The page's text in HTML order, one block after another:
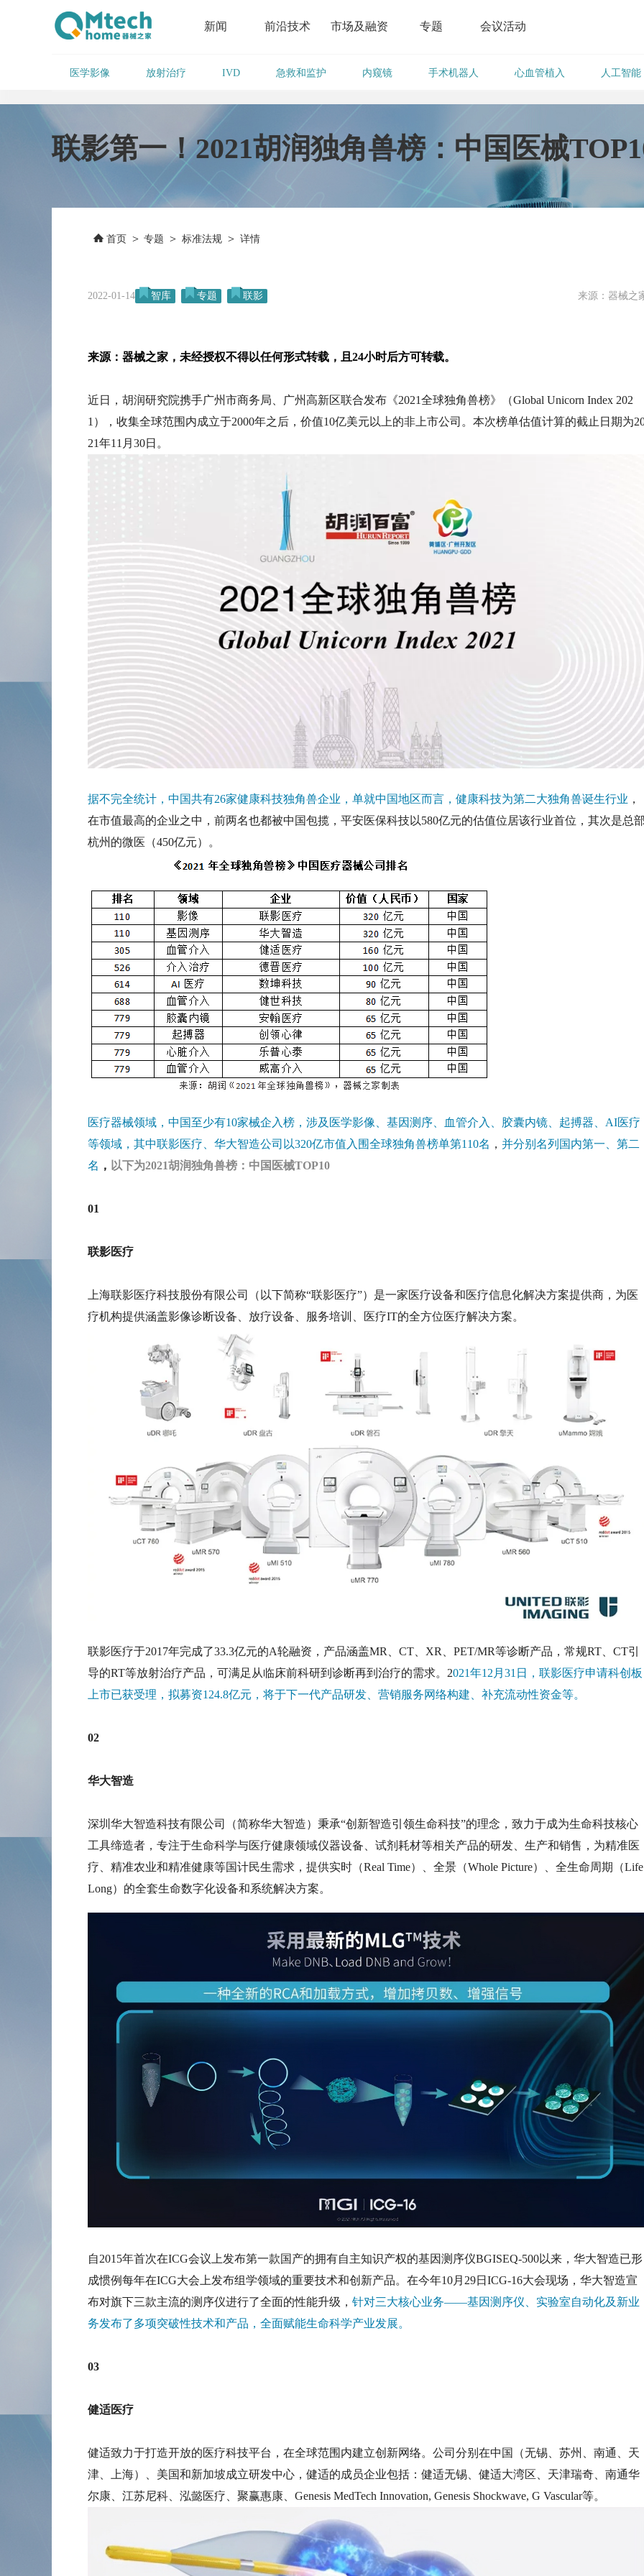
新闻 前沿技术 市场及融资 专题 会议活动
医学影像 放射治疗 IVD 急救和监护 内窥镜 手术机器人 心血管植入 人工智能
联影第一！2021胡润独角兽榜：中国医械
首页 > 专题 > 标准法规 > 详情
2022-01-14 智库 专题 联影 来源：器械之
来源：器械之家，未经授权不得以任何形式转载，且24小时后方可转载。
近日，胡润研究院携手广州市商务局、广州高新区联合发布《2021全球独角兽榜》（Global Unicorn Index 202
1），收集全球范围内成立于2000年之后，价值10亿美元以上的非上市公司。本次榜单估值计算的截止日期为
21年11月30日。
据不完全统计，中国共有26家健康科技独角兽企业，单就中国地区而言，健康科技为第二大独角兽诞生行业 ，
在市值最高的企业之中，前两名也都被中国包揽，平安医保科技以580亿元的估值位居该行业首位，其次是总
杭州的微医（450亿元）。
医疗器械领域，中国至少有10家械企入榜，涉及医学影像、基因测序、血管介入、胶囊内镜、起搏器、AI医疗
等领域，其中联影医疗、华大智造公司以320亿市值入围全球独角兽榜单第110名 ， 并分别名列国内第一、第二
名 ， 以下为2021胡润独角兽榜：中国医械TOP10
01
联影医疗
上海联影医疗科技股份有限公司（以下简称“联影医疗”）是一家医疗设备和医疗信息化解决方案提供商，为医
疗机构提供涵盖影像诊断设备、放疗设备、服务培训、医疗IT的全方位医疗解决方案。
联影医疗于2017年完成了33.3亿元的A轮融资，产品涵盖MR、CT、XR、PET/MR等诊断产品，常规RT、CT引
导的RT等放射治疗产品，可满足从临床前科研到诊断再到治疗的需求。2021年12月31日，联影医疗申请科创板
上市已获受理，拟募资124.8亿元，将于下一代产品研发、营销服务网络构建、补充流动性资金等。
02
华大智造
深圳华大智造科技有限公司（简称华大智造）秉承“创新智造引领生命科技”的理念，致力于成为生命科技核心
工具缔造者，专注于生命科学与医疗健康领域仪器设备、试剂耗材等相关产品的研发、生产和销售，为精准医
疗、精准农业和精准健康等国计民生需求，提供实时（Real Time）、全景（Whole Picture）、全生命周期（Life
Long）的全套生命数字化设备和系统解决方案。
自2015年首次在ICG会议上发布第一款国产的拥有自主知识产权的基因测序仪BGISEQ-500以来，华大智造已形
成惯例每年在ICG大会上发布组学领域的重要技术和创新产品。在今年10月29日ICG-16大会现场，华大智造宣
布对旗下三款主流的测序仪进行了全面的性能升级， 针对三大核心业务——基因测序仪、实验室自动化及新业
务发布了多项突破性技术和产品，全面赋能生命科学产业发展。
03
健适医疗
健适致力于打造开放的医疗科技平台，在全球范围内建立创新网络。公司分别在中国（无锡、苏州、南通、天
津、上海）、美国和新加坡成立研发中心，健适的成员企业包括：健适无锡、健适大湾区、天津瑞奇、南通华
尔康、江苏尼科、泓懿医疗、聚赢惠康、Genesis MedTech Innovation, Genesis Shockwave, G Vascular等。